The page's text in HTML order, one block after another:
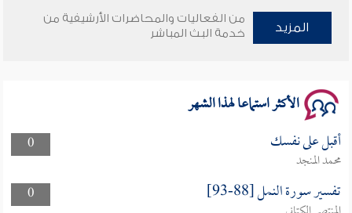
وأمنهم من خوف 9
المزيد
من الفعاليات والمحاضرات الأرشيفية من
خدمة البث المباشر
الأكثر استماعا لهذا الشهر
0 أقبل على نفسك
محمد المنجد
0
تفسير سورة النمل [88-93]